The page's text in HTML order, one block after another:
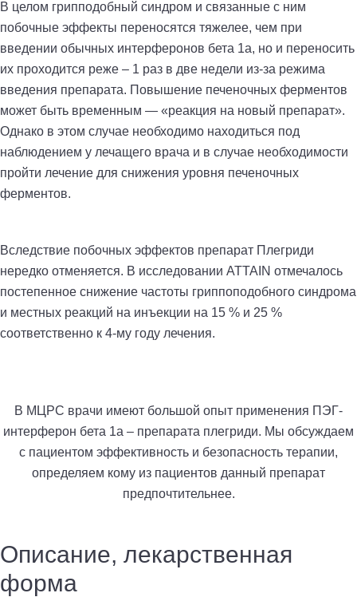
В целом грипподобный синдром и связанные с ним
побочные эффекты переносятся тяжелее, чем при
введении обычных интерферонов бета 1а, но и переносить
их проходится реже – 1 раз в две недели из-за режима
введения препарата. Повышение печеночных ферментов
может быть временным — «реакция на новый препарат».
Однако в этом случае необходимо находиться под
наблюдением у лечащего врача и в случае необходимости
пройти лечение для снижения уровня печеночных
ферментов.
Вследствие побочных эффектов препарат Плегриди
нередко отменяется. В исследовании ATTAIN отмечалось
постепенное снижение частоты гриппоподобного синдрома
и местных реакций на инъекции на 15 % и 25 %
соответственно к 4-му году лечения.
В МЦРС врачи имеют большой опыт применения ПЭГ-
интерферон бета 1а – препарата плегриди. Мы обсуждаем
с пациентом эффективность и безопасность терапии,
определяем кому из пациентов данный препарат
предпочтительнее.
Описание, лекарственная
форма